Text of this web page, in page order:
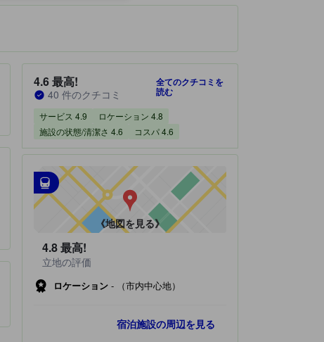
です。宿泊施設のクチコミスコア：4.6 / 5 最高! 40 件のクチコミ
4.6最高!
40 件のクチコミ
全てのクチコミを
読む
サービス 4.9
ロケーション 4.8
施設の状態/清潔さ 4.6
コスパ 4.6
tooltip
最寄の交通機関
• 最寄の駅：トゥグ駅（距離0.71km）
• 最寄の駅：ルンプヤンガン駅（距離0.72km）
《地図を見る》
4.8最高!
立地の評価
ロケーション - （市内中心地）
宿泊施設の周辺を見る